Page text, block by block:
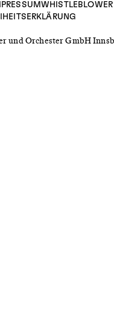
WHISTLEBLOWER
und Orchester GmbH